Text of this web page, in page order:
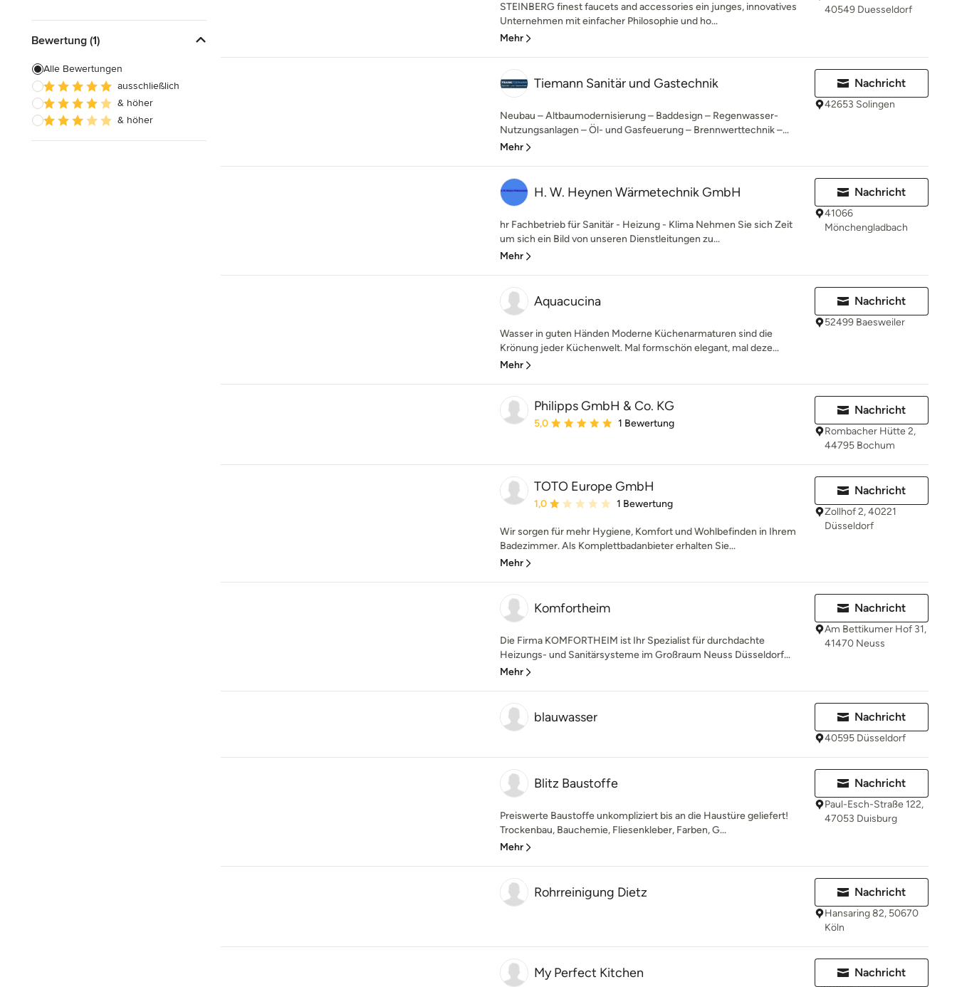
Landschaftsarchitekten
Armaturen & Sanitärbedarf
Beleuchtung
Einbauschränke
Bewertung (1)
Alle Bewertungen
ausschließlich
& höher
& höher
STEINBERG finest faucets and accessories ein junges, innovatives
Unternehmen mit einfacher Philosophie und ho...
Mehr
40549 Duesseldorf
Tiemann Sanitär und Gastechnik
Neubau – Altbaumodernisierung – Baddesign – Regenwasser-
Nutzungsanlagen – Öl- und Gasfeuerung – Brennwerttechnik –...
Mehr
Nachricht
42653 Solingen
H. W. Heynen Wärmetechnik GmbH
hr Fachbetrieb für Sanitär - Heizung - Klima Nehmen Sie sich Zeit
um sich ein Bild von unseren Dienstleitungen zu...
Mehr
Nachricht
41066
Mönchengladbach
Aquacucina
Wasser in guten Händen Moderne Küchenarmaturen sind die
Krönung jeder Küchenwelt. Mal formschön elegant, mal deze...
Mehr
Nachricht
52499 Baesweiler
Philipps GmbH & Co. KG
Durchschnittliche Bewertung: 5 von 5 Sternen
5,0 1 Bewertung
Nachricht
Rombacher Hütte 2,
44795 Bochum
TOTO Europe GmbH
Durchschnittliche Bewertung: 1 von 5 Sternen
1,0 1 Bewertung
Wir sorgen für mehr Hygiene, Komfort und Wohlbefinden in Ihrem
Badezimmer. Als Komplettbadanbieter erhalten Sie...
Mehr
Nachricht
Zollhof 2, 40221
Düsseldorf
Komfortheim
Die Firma KOMFORTHEIM ist Ihr Spezialist für durchdachte
Heizungs- und Sanitärsysteme im Großraum Neuss Düsseldorf...
Mehr
Nachricht
Am Bettikumer Hof 31,
41470 Neuss
blauwasser Nachricht
40595 Düsseldorf
Blitz Baustoffe
Preiswerte Baustoffe unkompliziert bis an die Haustüre geliefert!
Trockenbau, Bauchemie, Fliesenkleber, Farben, G...
Mehr
Nachricht
Paul-Esch-Straße 122,
47053 Duisburg
Rohrreinigung Dietz Nachricht
Hansaring 82, 50670
Köln
My Perfect Kitchen Nachricht